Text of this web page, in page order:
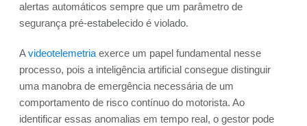
alertas automáticos sempre que um parâmetro de
segurança pré-estabelecido é violado.
Avideotelemetria exerce um papel fundamental nesse
processo, pois a inteligência artificial consegue distinguir
uma manobra de emergência necessária de um
comportamento de risco contínuo do motorista. Ao
identificar essas anomalias em tempo real, o gestor pode